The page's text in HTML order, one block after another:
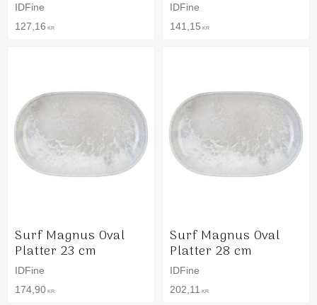
IDFine
127,16 KR
IDFine
141,15 KR
Surf Magnus Oval
Platter 23 cm
IDFine
174,90 KR
Surf Magnus Oval
Platter 28 cm
IDFine
202,11
KR